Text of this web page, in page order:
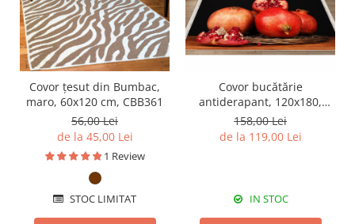
Covor țesut din Bumbac,
maro, 60x120 cm, CBB361
56,00 Lei
de la 45,00 Lei
1 Review
STOC LIMITAT
Covor bucătărie
antiderapant, 120x180,
CBU114
158,00 Lei
de la 119,00 Lei
IN STOC